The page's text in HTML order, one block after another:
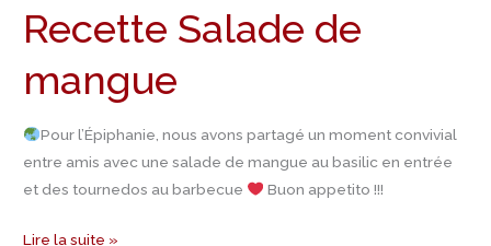
Recette Salade de
mangue
Pour l’Épiphanie, nous avons partagé un moment convivial
entre amis avec une salade de mangue au basilic en entrée
et des tournedos au barbecue
Buon appetito !!!
Lire la suite »